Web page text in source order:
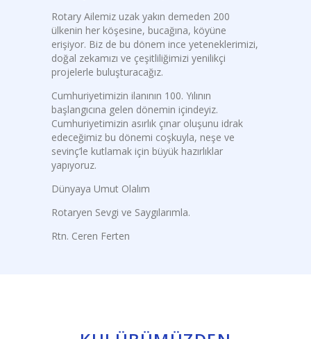
Rotary Ailemiz uzak yakın demeden 200
ülkenin her köşesine, bucağına, köyüne
erişiyor. Biz de bu dönem ince yeteneklerimizi,
doğal zekamızı ve çeşitliliğimizi yenilikçi
projelerle buluşturacağız.
Cumhuriyetimizin ilanının 100. Yılının
başlangıcına gelen dönemin içindeyiz.
Cumhuriyetimizin asırlık çınar oluşunu idrak
edeceğimiz bu dönemi coşkuyla, neşe ve
sevinç’le kutlamak için büyük hazırlıklar
yapıyoruz.
Dünyaya Umut Olalım
Rotaryen Sevgi ve Saygılarımla.
Rtn. Ceren Ferten